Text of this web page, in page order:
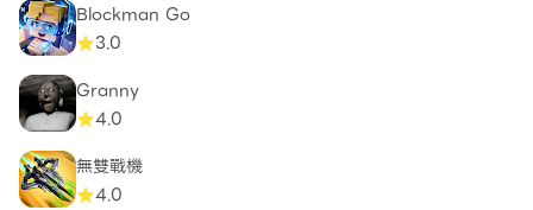
Blockman Go
3.0
Granny
4.0
無雙戰機
4.0